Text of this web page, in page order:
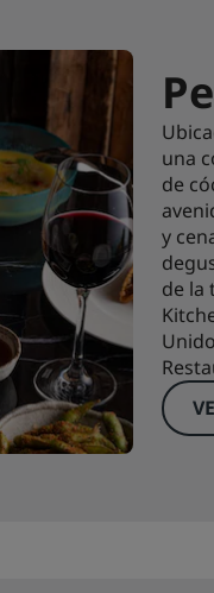
una
de
y
de la